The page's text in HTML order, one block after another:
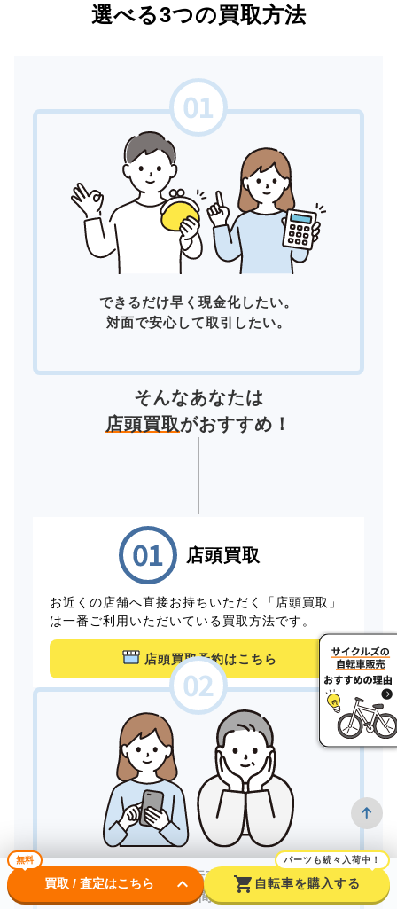
選べる3つの買取方法
できるだけ早く現金化したい。
対面で安心して取引したい。
そんなあなたは
店頭買取がおすすめ！
店頭買取
お近くの店舗へ直接お持ちいただく「店頭買取」
は一番ご利用いただいている買取方法です。
店頭買取予約はこちら
家にいながら自転車を売りたい。
できるだけ手間をかけずに
無料
買取 / 査定はこちら keyboard_arrow_down shopping_cart
パーツも続々入荷中！
自転車を購入する